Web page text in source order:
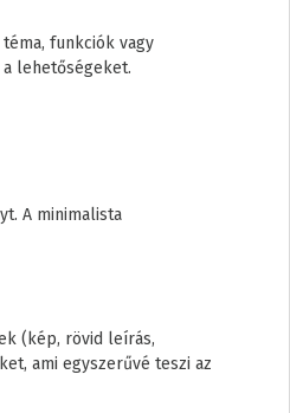
funkciók vagy
lehetőségeket.
A minimalista
(kép, rövid leírás,
ami egyszerűvé teszi az